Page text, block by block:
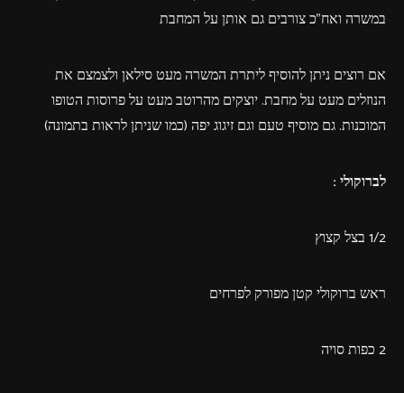
במשרה ואח"כ צורבים גם אותן על המחבת
אם רוצים ניתן להוסיף ליתרת המשרה מעט סילאן ולצמצם את
הנוזלים מעט על מחבת. יוצקים מהרוטב מעט על פרוסות הטופו
המוכנות. גם מוסיף טעם וגם זיגוג יפה (כמו שניתן לראות בתמונה)
לברוקולי :
1/2 בצל קצוץ
ראש ברוקולי קטן מפורק לפרחים
2 כפות סויה